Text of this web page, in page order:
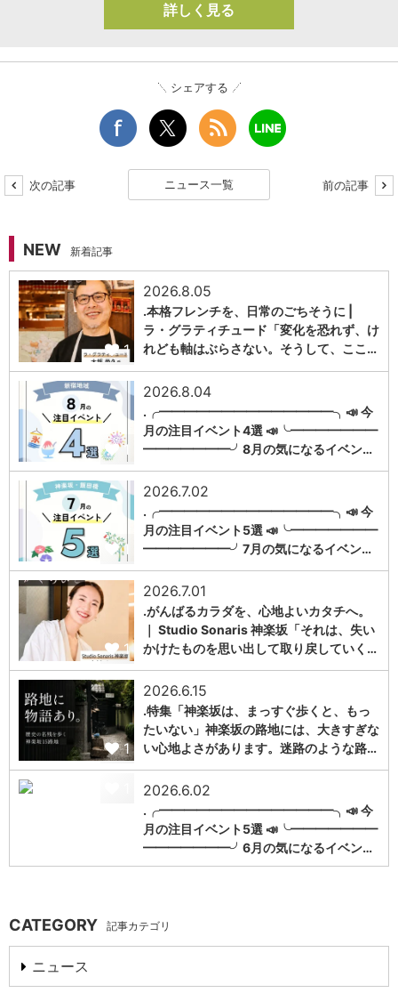
詳しく見る
シェアする
次の記事 ニュース一覧 前の記事
NEW 新着記事
1
2026.8.05
.本格フレンチを、日常のごちそうに |
ラ・グラティチュード「変化を恐れず、け
れども軸はぶらさない。そうして、ここ…
1
2026.8.04
.╭━━━━━━━━━━━━━━╮📣 今
月の注目イベント4選 📣╰━━━━━━━
━━━━━━━╯8月の気になるイベン…
1
2026.7.02
.╭━━━━━━━━━━━━━━╮📣 今
月の注目イベント5選 📣╰━━━━━━━
━━━━━━━╯7月の気になるイベン…
1
2026.7.01
.がんばるカラダを、心地よいカタチへ。
｜ Studio Sonaris 神楽坂「それは、失い
かけたものを思い出して取り戻していく…
1
2026.6.15
.特集「神楽坂は、まっすぐ歩くと、もっ
たいない」神楽坂の路地には、大きすぎな
い心地よさがあります。迷路のような路…
2026.6.02
.╭━━━━━━━━━━━━━━╮📣 今
月の注目イベント5選 📣╰━━━━━━━
━━━━━━━╯6月の気になるイベン…
CATEGORY 記事カテゴリ
ニュース